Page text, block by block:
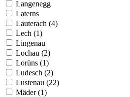
Langenegg
Laterns
Lauterach (4)
Lech (1)
Lingenau
Lochau (2)
Lorüns (1)
Ludesch (2)
Lustenau (22)
Mäder (1)